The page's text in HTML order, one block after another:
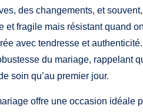
des changements, et
et fragile mais résistant quand
avec tendresse et
du mariage, rappelant
soin qu’au premier jour.
offre une occasion idéale